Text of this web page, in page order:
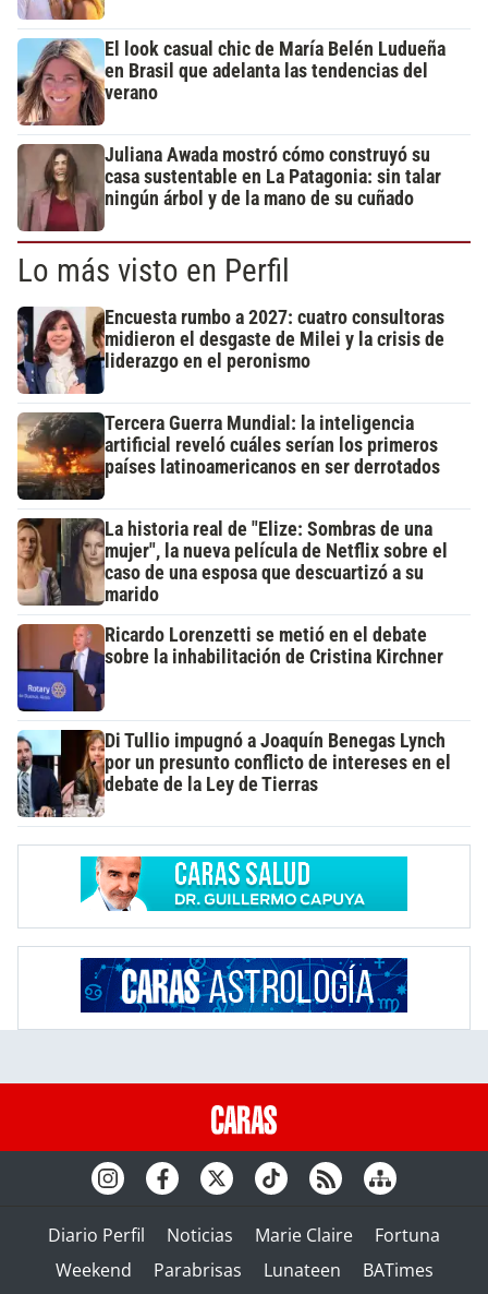
El look casual chic de María Belén Ludueña
en Brasil que adelanta las tendencias del
verano
Juliana Awada mostró cómo construyó su
casa sustentable en La Patagonia: sin talar
ningún árbol y de la mano de su cuñado
Lo más visto en Perfil
Encuesta rumbo a 2027: cuatro consultoras
midieron el desgaste de Milei y la crisis de
liderazgo en el peronismo
Tercera Guerra Mundial: la inteligencia
artificial reveló cuáles serían los primeros
países latinoamericanos en ser derrotados
La historia real de "Elize: Sombras de una
mujer", la nueva película de Netflix sobre el
caso de una esposa que descuartizó a su
marido
Ricardo Lorenzetti se metió en el debate
sobre la inhabilitación de Cristina Kirchner
Di Tullio impugnó a Joaquín Benegas Lynch
por un presunto conflicto de intereses en el
debate de la Ley de Tierras
Diario Perfil Noticias Marie Claire
Fortuna
Weekend
Parabrisas Lunateen BATimes